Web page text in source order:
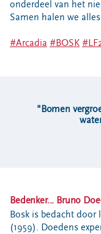
onderdeel van het
Samen halen we
#Arcadia #BOSK
"Bomen
Bedenker... Bruno
Bosk is bedacht door
(1959). Doedens